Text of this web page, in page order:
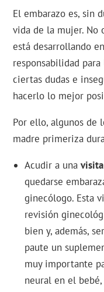
El embarazo es, sin
vida de la mujer. No
está desarrollando
responsabilidad
ciertas dudas e
hacerlo lo mejor
Por ello, algunos de
madre primeriza
Acudir a una
quedarse
ginecólogo. Esta
revisión
bien y, además,
paute un
muy importante
neural en el